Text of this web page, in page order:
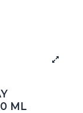
ML